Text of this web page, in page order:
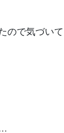
ので気づいて
…